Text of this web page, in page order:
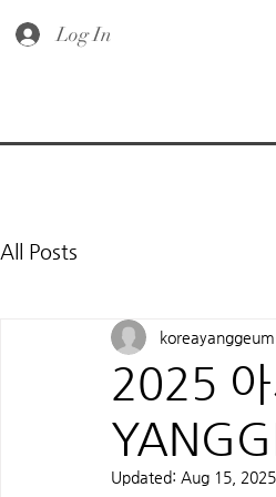
Log In
All Posts
2025
koreayanggeum
Updated: Aug 15, 2025